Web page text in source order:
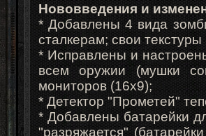
Нововведения и
* Добавлены 4 вида
сталкерам; свои текстуры
* Исправлены и
всем оружии (мушки
мониторов (16х9);
* Детектор "Прометей"
* Добавлены батарейки
"разряжается"